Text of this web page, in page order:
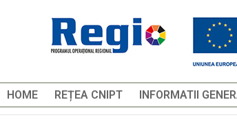
HOME REȚEA CNIPT INFORMATII